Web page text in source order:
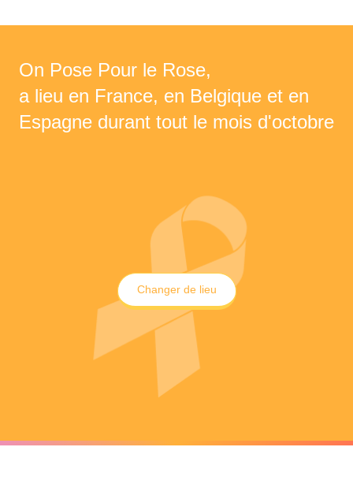
On Pose Pour le Rose,
a lieu en France, en Belgique et en
Espagne durant tout le mois d'octobre
Changer de lieu